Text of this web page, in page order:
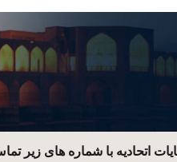
اتحادیه با شماره های زیر